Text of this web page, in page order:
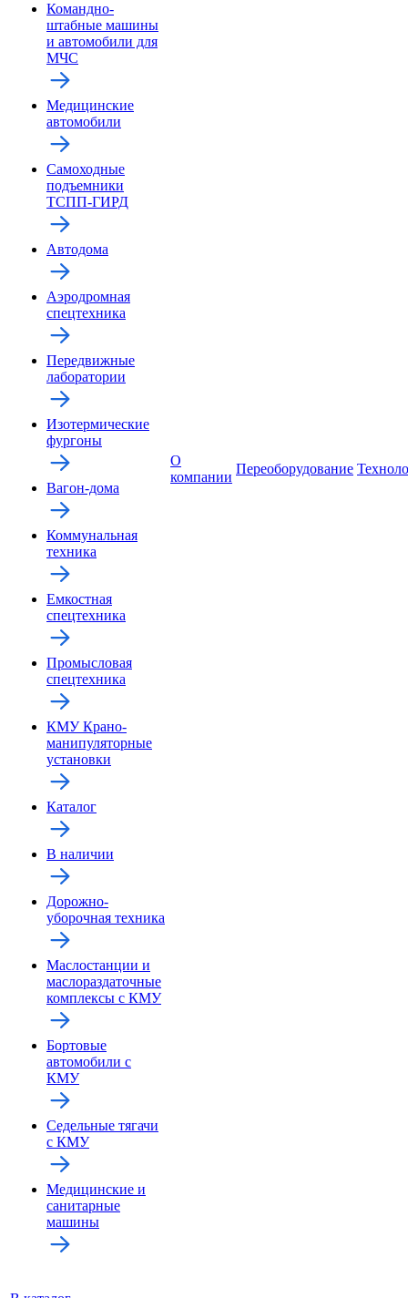
Командно-
штабные машины
и автомобили для
МЧС
Медицинские
автомобили
Самоходные
подъемники
ТСПП-ГИРД
Автодома
Аэродромная
спецтехника
Передвижные
лаборатории
Изотермические
фургоны
Вагон-дома
Коммунальная
техника
Емкостная
спецтехника
Промысловая
спецтехника
КМУ Крано-
манипуляторные
установки
Каталог
В наличии
Дорожно-
уборочная техника
Маслостанции и
маслораздаточные
комплексы с КМУ
Бортовые
автомобили с
КМУ
Седельные тягачи
с КМУ
Медицинские и
санитарные
машины
О
компании
Переоборудование